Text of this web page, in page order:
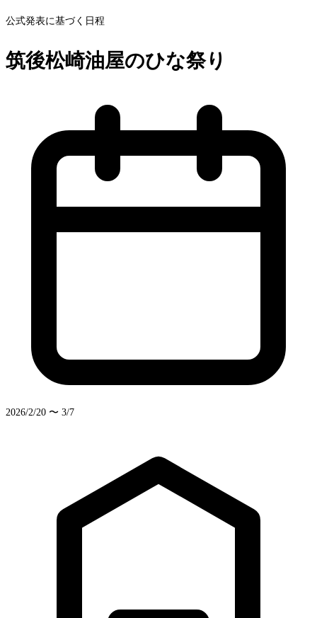
公式発表に基づく日程
筑後松崎油屋のひな祭り
2026/2/20 〜 3/7